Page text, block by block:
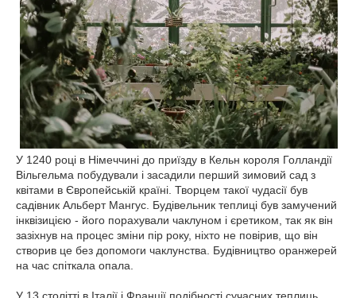
У 1240 році в Німеччині до приїзду в Кельн короля Голландії
Вільгельма побудували і засадили перший зимовий сад з
квітами в Європейській країні. Творцем такої чудасії був
садівник Альберт Мангус. Будівельник теплиці був замучений
інквізицією - його порахували чаклуном і єретиком, так як він
зазіхнув на процес зміни пір року, ніхто не повірив, що він
створив це без допомоги чаклунства. Будівництво оранжерей
на час спіткала опала.